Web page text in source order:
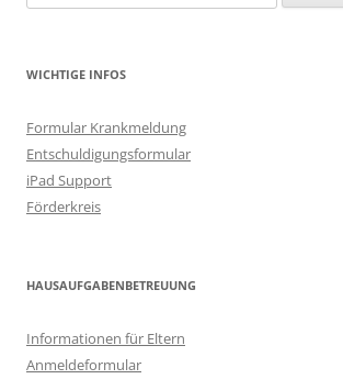
nach:
WICHTIGE INFOS
Formular Krankmeldung
Entschuldigungsformular
iPad Support
Förderkreis
HAUSAUFGABENBETREUUNG
Informationen für Eltern
Anmeldeformular